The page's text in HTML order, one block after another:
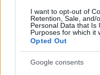
I want to opt-out of
Retention, Sale, and/
Personal Data that Is
Purposes for which it
Opted Out
Google consents